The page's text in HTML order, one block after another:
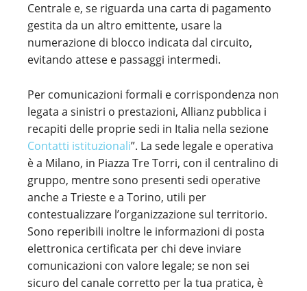
Centrale e, se riguarda una carta di pagamento
gestita da un altro emittente, usare la
numerazione di blocco indicata dal circuito,
evitando attese e passaggi intermedi.
Per comunicazioni formali e corrispondenza non
legata a sinistri o prestazioni, Allianz pubblica i
recapiti delle proprie sedi in Italia nella sezione
Contatti istituzionali”. La sede legale e operativa
è a Milano, in Piazza Tre Torri, con il centralino di
gruppo, mentre sono presenti sedi operative
anche a Trieste e a Torino, utili per
contestualizzare l’organizzazione sul territorio.
Sono reperibili inoltre le informazioni di posta
elettronica certificata per chi deve inviare
comunicazioni con valore legale; se non sei
sicuro del canale corretto per la tua pratica, è